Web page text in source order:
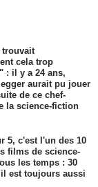
cela trop
: il y a 24 ans,
aurait pu jouer
de ce chef-
la science-fiction
5, c'est l'un des 10
films de science-
les temps : 30
est toujours aussi